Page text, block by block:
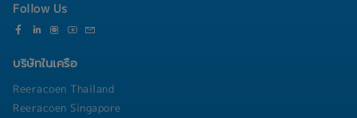
Follow Us
บริษัทในเครือ
Reeracoen Thailand
Reeracoen Singapore